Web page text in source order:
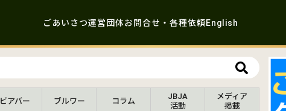
ごあいさつ運営団体お問合せ・各種依頼English
ビアバー ブルワー コラム
JBJA
活動
メディア
掲載